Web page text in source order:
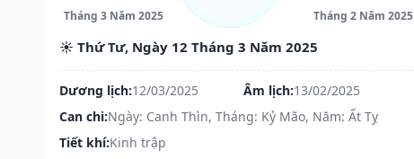
Tháng 3 Năm 2025 Tháng 2 Năm 2025
☀️ Thứ Tư, Ngày 12 Tháng 3 Năm 2025
Dương lịch:12/03/2025 Âm lịch:13/02/2025
Can chi:Ngày: Canh Thìn, Tháng: Kỷ Mão, Năm: Ất Tỵ
Tiết khí:Kinh trập